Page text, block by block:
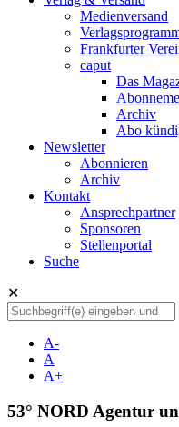
Medienversand
Frankfurter
caput
Das
Archiv
Abo
Newsletter
Abonnieren
Archiv
Kontakt
Ansprechpartner
Sponsoren
Stellenportal
Suche
✕
A-
A
A+
53° NORD Agentur